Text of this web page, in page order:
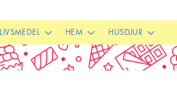
LIVSMEDEL HEM HUSDJUR